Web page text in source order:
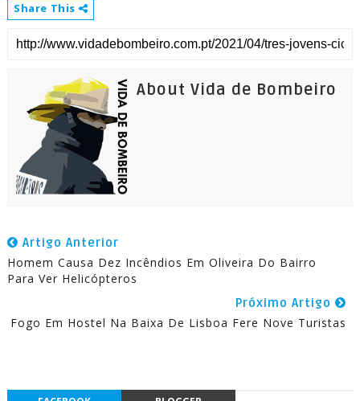
Share This
About Vida de Bombeiro
Artigo Anterior
Homem Causa Dez Incêndios Em Oliveira Do Bairro
Para Ver Helicópteros
Próximo Artigo
Fogo Em Hostel Na Baixa De Lisboa Fere Nove Turistas